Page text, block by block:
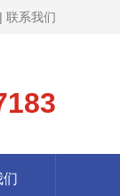
| 联系我们
们